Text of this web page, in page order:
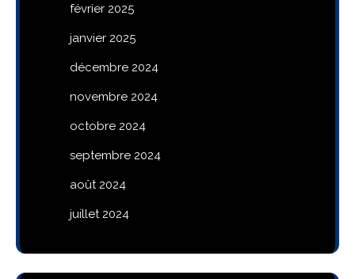
février 2025
janvier 2025
décembre 2024
novembre 2024
octobre 2024
septembre 2024
août 2024
juillet 2024